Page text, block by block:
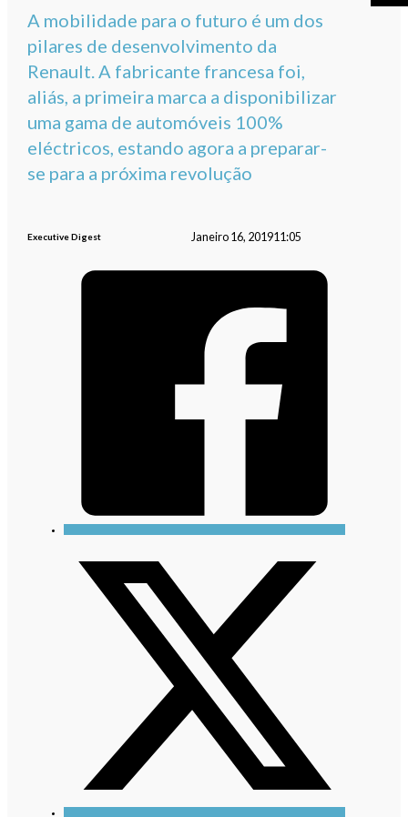
A mobilidade para o futuro é um dos
pilares de desenvolvimento da
Renault. A fabricante francesa foi,
aliás, a primeira marca a disponibilizar
uma gama de automóveis 100%
eléctricos, estando agora a preparar-
se para a próxima revolução
Executive Digest Janeiro 16, 201911:05